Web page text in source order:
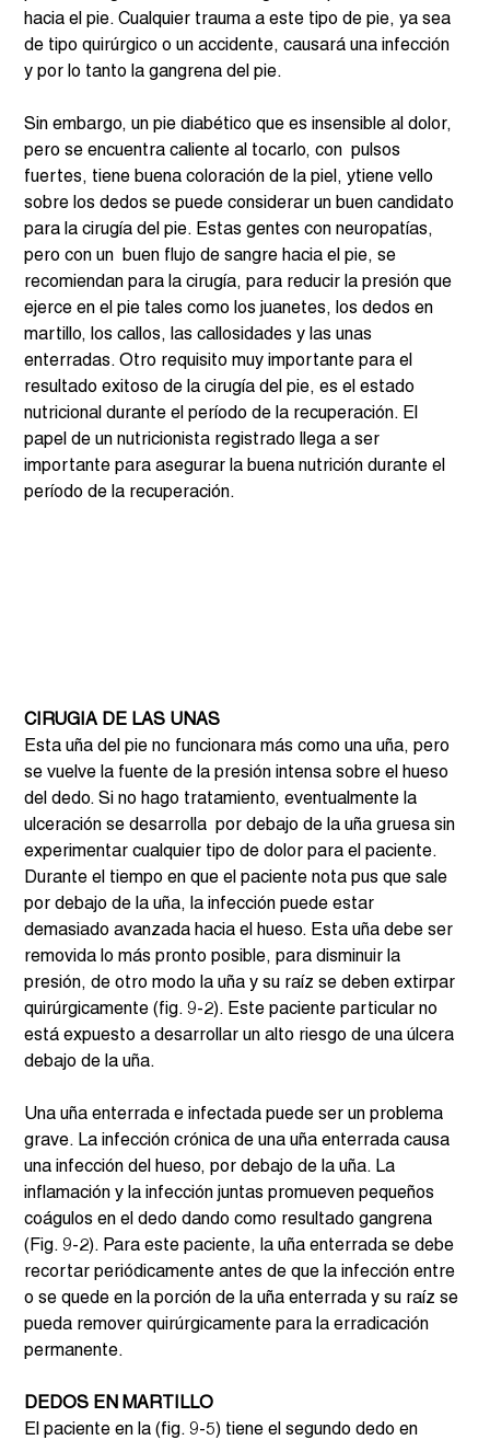
hacia el pie. Cualquier trauma a este tipo de pie, ya sea
de tipo quirúrgico o un accidente, causará una infección
y por lo tanto la gangrena del pie.
Sin embargo, un pie diabético que es insensible al dolor,
pero se encuentra caliente al tocarlo, con  pulsos
fuertes, tiene buena coloración de la piel, ytiene vello
sobre los dedos se puede considerar un buen candidato
para la cirugía del pie. Estas gentes con neuropatías,
pero con un  buen flujo de sangre hacia el pie, se
recomiendan para la cirugía, para reducir la presión que
ejerce en el pie tales como los juanetes, los dedos en
martillo, los callos, las callosidades y las unas
enterradas. Otro requisito muy importante para el
resultado exitoso de la cirugía del pie, es el estado
nutricional durante el período de la recuperación. El
papel de un nutricionista registrado llega a ser
importante para asegurar la buena nutrición durante el
período de la recuperación.
CIRUGIA DE LAS UNAS
Esta uña del pie no funcionara más como una uña, pero
se vuelve la fuente de la presión intensa sobre el hueso
del dedo. Si no hago tratamiento, eventualmente la
ulceración se desarrolla  por debajo de la uña gruesa sin
experimentar cualquier tipo de dolor para el paciente.
Durante el tiempo en que el paciente nota pus que sale
por debajo de la uña, la infección puede estar
demasiado avanzada hacia el hueso. Esta uña debe ser
removida lo más pronto posible, para disminuir la
presión, de otro modo la uña y su raíz se deben extirpar
quirúrgicamente (fig. 9-2). Este paciente particular no
está expuesto a desarrollar un alto riesgo de una úlcera
debajo de la uña.
Una uña enterrada e infectada puede ser un problema
grave. La infección crónica de una uña enterrada causa
una infección del hueso, por debajo de la uña. La
inflamación y la infección juntas promueven pequeños
coágulos en el dedo dando como resultado gangrena
(Fig. 9-2). Para este paciente, la uña enterrada se debe
recortar periódicamente antes de que la infección entre
o se quede en la porción de la uña enterrada y su raíz se
pueda remover quirúrgicamente para la erradicación
permanente.
DEDOS EN MARTILLO
El paciente en la (fig. 9-5) tiene el segundo dedo en